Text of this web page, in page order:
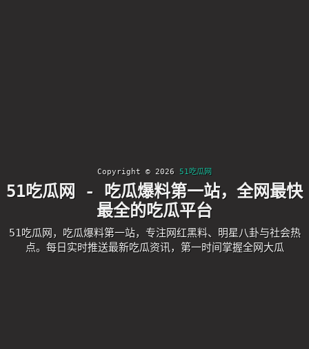
Copyright © 2026 51吃瓜网
51吃瓜网 - 吃瓜爆料第一站，全网最快
最全的吃瓜平台
51吃瓜网，吃瓜爆料第一站，专注网红黑料、明星八卦与社会热
点。每日实时推送最新吃瓜资讯，第一时间掌握全网大瓜